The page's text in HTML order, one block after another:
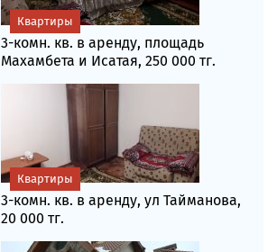
3-комн. кв. в аренду, площадь
Махамбета и Исатая, 250 000 тг.
Квартиры
3-комн. кв. в аренду, ул Тайманова,
20 000 тг.
Квартиры